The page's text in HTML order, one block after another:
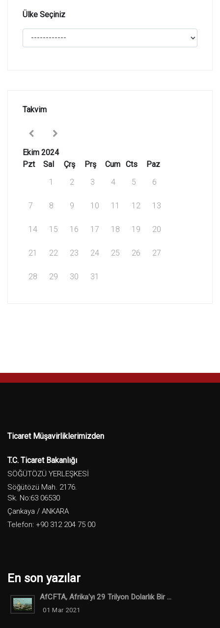
Ülke Seçiniz
Takvim
Ekim 2024
Pzt
Sal Çrş Prş Cum Cts
Paz
1
2 3 4 5 6
7 8 9 10 11 12 13
14 15 16 17 18 19 20
21 22 23 24 25 26 27
28 29 30 31
Ticaret Müşavirliklerimizden
T.C. Ticaret Bakanlığı
SÖĞÜTÖZÜ YERLEŞKESİ
Söğütözü Mah. 2176.
Sk. No:63 06530
Çankaya / ANKARA
Telefon: +90 312 204 75 00
En son yazılar
AfCFTA, Afrika'yı 29 Trilyon Dolarlık Bir ...
01 Mar 2021